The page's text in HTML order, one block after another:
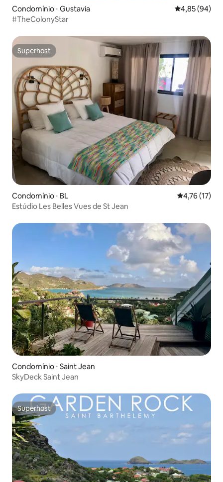
Condomínio ⋅ Gustavia 4,85 de uma
4,85 (94)
#TheColonyStar
Superhost
Superhost
Condomínio ⋅ BL 4,76 de uma
4,76 (17)
Estúdio Les Belles Vues de St Jean
Condomínio ⋅ Saint Jean
SkyDeck Saint Jean
Superhost
Superhost